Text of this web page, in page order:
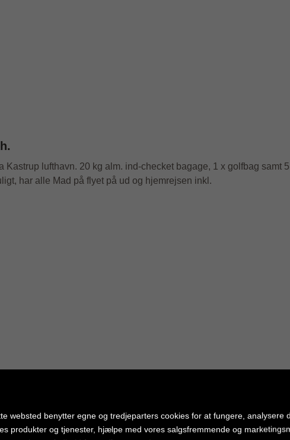
Kastrup lufthavn. 20 kg alm. ind-checket bagage, 1 x golfbag samt
har alle Mad på flyet på ud og hjemrejsen inkl.
websted benytter egne og tredjeparters cookies for at fungere, analysere
produkter og tjenester, hjælpe med vores salgsfremmende og